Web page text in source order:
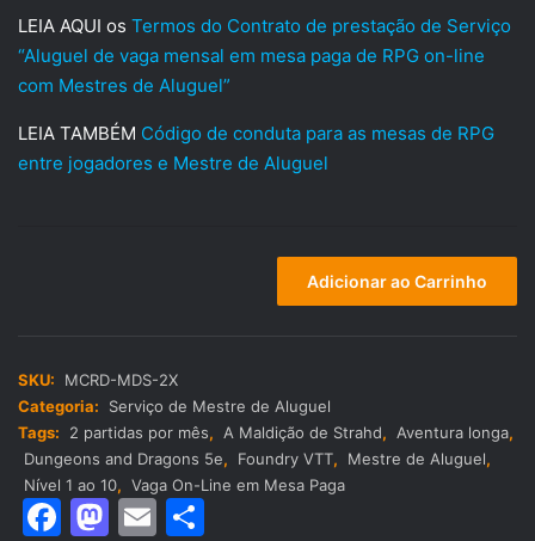
LEIA AQUI os Termos do Contrato de prestação de Serviço
“Aluguel de vaga mensal em mesa paga de RPG on-line
com Mestres de Aluguel”
LEIA TAMBÉM Código de conduta para as mesas de RPG
entre jogadores e Mestre de Aluguel
-
A
Maldição
de
Strahd:
Adicionar ao Carrinho
SKU:
MCRD-MDS-2X
Categoria:
Serviço de Mestre de Aluguel
Tags:
2 partidas por mês, A Maldição de Strahd, Aventura longa,
Dungeons and Dragons 5e, Foundry VTT, Mestre de Aluguel,
Nível 1 ao 10, Vaga On-Line em Mesa Paga
F
M E